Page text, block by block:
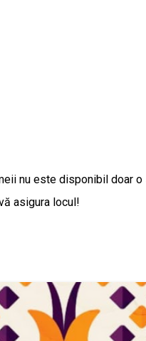
nu este disponibil doar
asigura locul!